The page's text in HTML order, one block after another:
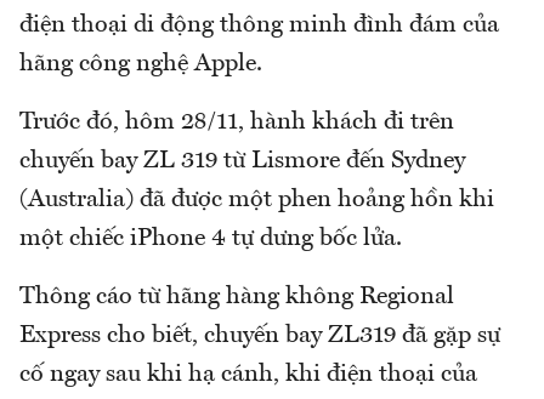
điện thoại di động thông minh đình đám của
hãng công nghệ Apple.
Trước đó, hôm 28/11, hành khách đi trên
chuyến bay ZL 319 từ Lismore đến Sydney
(Australia) đã được một phen hoảng hồn khi
một chiếc iPhone 4 tự dưng bốc lửa.
Thông cáo từ hãng hàng không Regional
Express cho biết, chuyến bay ZL319 đã gặp sự
cố ngay sau khi hạ cánh, khi điện thoại của